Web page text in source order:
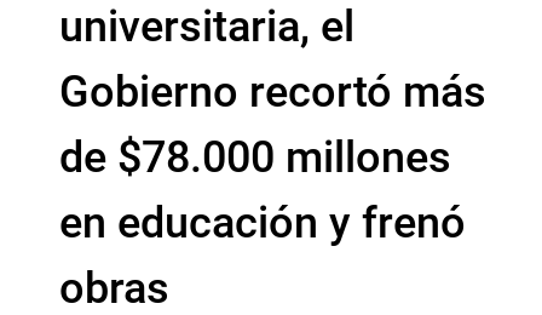
universitaria, el
Gobierno recortó más
de $78.000 millones
en educación y frenó
obras